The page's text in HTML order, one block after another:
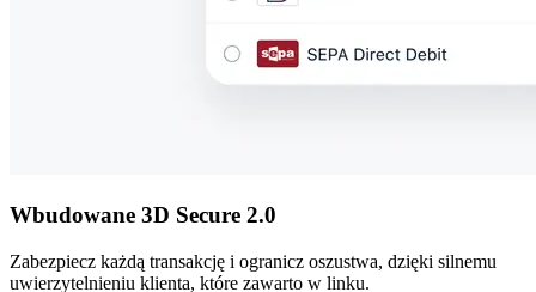
Wbudowane 3D Secure 2.0
Zabezpiecz każdą transakcję i ogranicz oszustwa, dzięki silnemu
uwierzytelnieniu klienta, które zawarto w linku.